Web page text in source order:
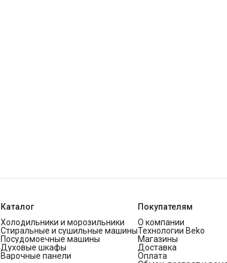
Каталог
Холодильники и морозильники
Стиральные и сушильные машины
Посудомоечные машины
Духовые шкафы
Варочные панели
Покупателям
О компании
Технологии Beko
Магазины
Доставка
Оплата